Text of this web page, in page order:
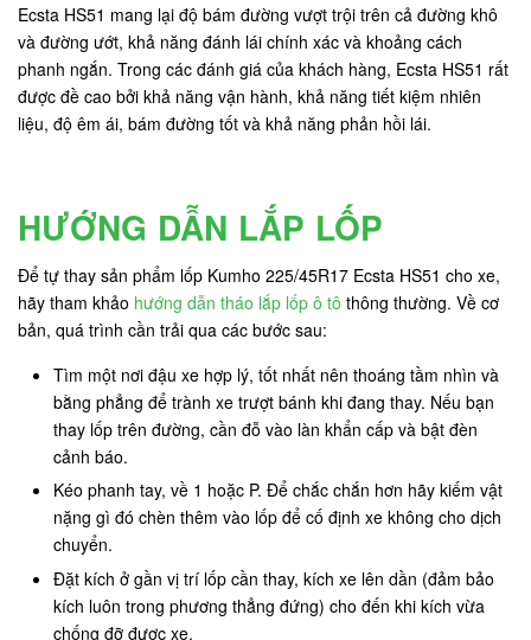
Ecsta HS51 mang lại độ bám đường vượt trội trên cả đường khô
và đường ướt, khả năng đánh lái chính xác và khoảng cách
phanh ngắn. Trong các đánh giá của khách hàng, Ecsta HS51 rất
được đề cao bởi khả năng vận hành, khả năng tiết kiệm nhiên
liệu, độ êm ái, bám đường tốt và khả năng phản hồi lái.
HƯỚNG DẪN LẮP LỐP
Để tự thay sản phẩm lốp Kumho 225/45R17 Ecsta HS51 cho xe,
hãy tham khảo hướng dẫn tháo lắp lốp ô tô thông thường. Về cơ
bản, quá trình cần trải qua các bước sau:
Tìm một nơi đậu xe hợp lý, tốt nhất nên thoáng tầm nhìn và
bằng phẳng để trành xe trượt bánh khi đang thay. Nếu bạn
thay lốp trên đường, cần đỗ vào làn khẩn cấp và bật đèn
cảnh báo.
Kéo phanh tay, về 1 hoặc P. Để chắc chắn hơn hãy kiếm vật
nặng gì đó chèn thêm vào lốp để cố định xe không cho dịch
chuyển.
Đặt kích ở gần vị trí lốp cần thay, kích xe lên dần (đảm bảo
kích luôn trong phương thẳng đứng) cho đến khi kích vừa
chống đỡ được xe.